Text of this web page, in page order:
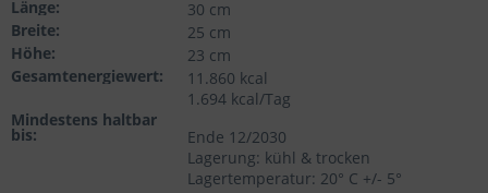
Wählen Sie nach Ihren individuellen Bedürfnissen
Cookies & Services aus:
Technisch erforderlich
Komfortfunktionen
Länge:
30 cm
Breite:
25 cm
Höhe:
23 cm
Gesamtenergiewert:
11.860 kcal
1.694 kcal/Tag
Mindestens haltbar
bis:
Ende 12/2030
Lagerung: kühl & trocken
Lagertemperatur: 20° C +/- 5°